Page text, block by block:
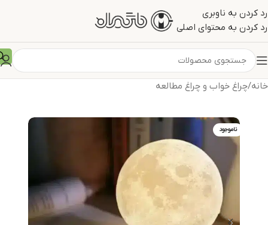
رد کردن به ناوبری
رد کردن به محتوای اصلی
خانه/چراغ خواب و چراغ مطالعه
ناموجود